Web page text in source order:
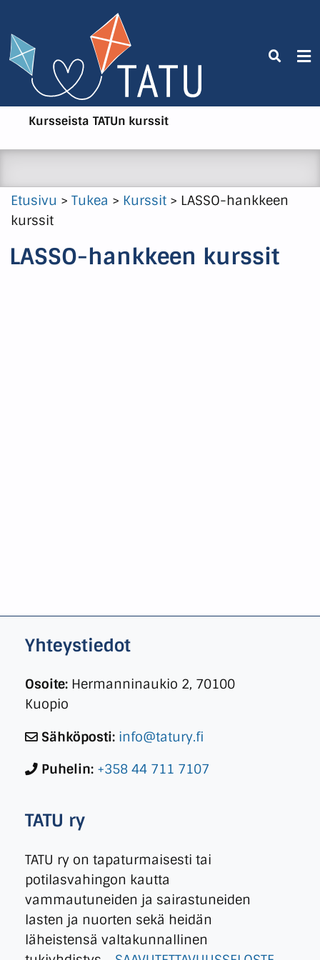
Kursseista TATUn kurssit
Etusivu > Tukea > Kurssit > LASSO-hankkeen
kurssit
LASSO-hankkeen kurssit
Yhteystiedot
Osoite: Hermanninaukio 2, 70100
Kuopio
Sähköposti: info@tatury.fi
Puhelin: +358 44 711 7107
TATU ry
TATU ry on tapaturmaisesti tai
potilasvahingon kautta
vammautuneiden ja sairastuneiden
lasten ja nuorten sekä heidän
läheistensä valtakunnallinen